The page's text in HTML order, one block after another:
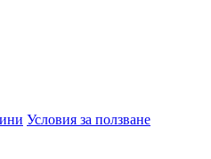
Условия за ползване